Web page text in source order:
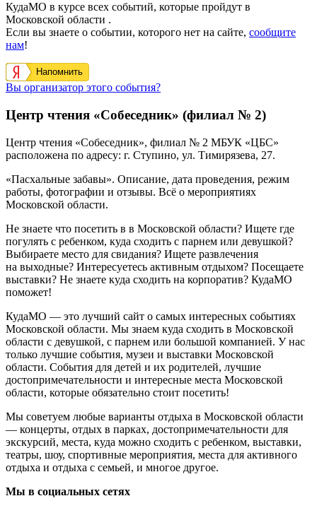
КудаМО в курсе всех событий, которые пройдут в
Московской области .
Если вы знаете о событии, которого нет на сайте, сообщите
нам!
Напомнить
Вы организатор этого события?
Центр чтения «Собеседник» (филиал № 2)
Центр чтения «Собеседник», филиал № 2 МБУК «ЦБС»
расположена по адресу: г. Ступино, ул. Тимирязева, 27.
«Пасхальные забавы». Описание, дата проведения, режим
работы, фотографии и отзывы. Всё о мероприятиях
Московской области.
Не знаете что посетить в в Московской области? Ищете где
погулять с ребенком, куда сходить с парнем или девушкой?
Выбираете место для свидания? Ищете развлечения
на выходные? Интересуетесь активным отдыхом? Посещаете
выставки? Не знаете куда сходить на корпоратив? КудаМО
поможет!
КудаМО — это лучший сайт о самых интересных событиях
Московской области. Мы знаем куда сходить в Московской
области с девушкой, с парнем или большой компанией. У нас
только лучшие события, музеи и выставки Московской
области. События для детей и их родителей, лучшие
достопримечательности и интересные места Московской
области, которые обязательно стоит посетить!
Мы советуем любые варианты отдыха в Московской области
— концерты, отдых в парках, достопримечательности для
экскурсий, места, куда можно сходить с ребенком, выставки,
театры, шоу, спортивные мероприятия, места для активного
отдыха и отдыха с семьей, и многое другое.
Мы в социальных сетях